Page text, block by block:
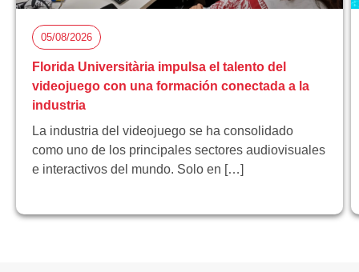
05/08/2026
Florida Universitària impulsa el talento del
videojuego con una formación conectada a la
industria
La industria del videojuego se ha consolidado
como uno de los principales sectores audiovisuales
e interactivos del mundo. Solo en […]